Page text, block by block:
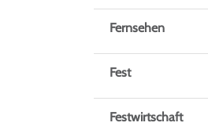
Fernsehen
Fest
Festwirtschaft